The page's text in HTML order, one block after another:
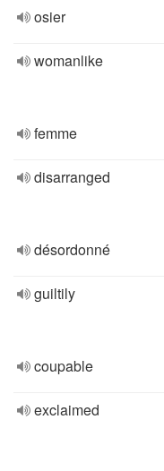
osier
womanlike
femme
disarranged
désordonné
guiltily
coupable
exclaimed